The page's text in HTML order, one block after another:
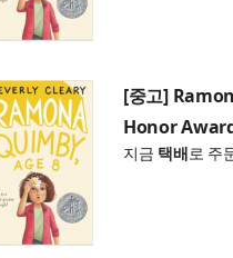
[중고]
Honor
지금 택배로 주